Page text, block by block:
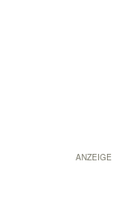
ANZEIGE